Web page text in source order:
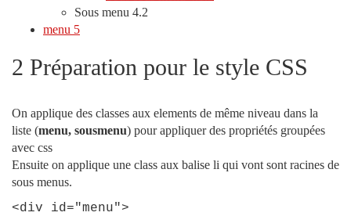
Sous menu 4.2
menu 5
2 Préparation pour le style CSS
On applique des classes aux elements de même niveau dans la
liste (menu, sousmenu) pour appliquer des propriétés groupées
avec css
Ensuite on applique une class aux balise li qui vont sont racines de
sous menus.
<div id="menu">